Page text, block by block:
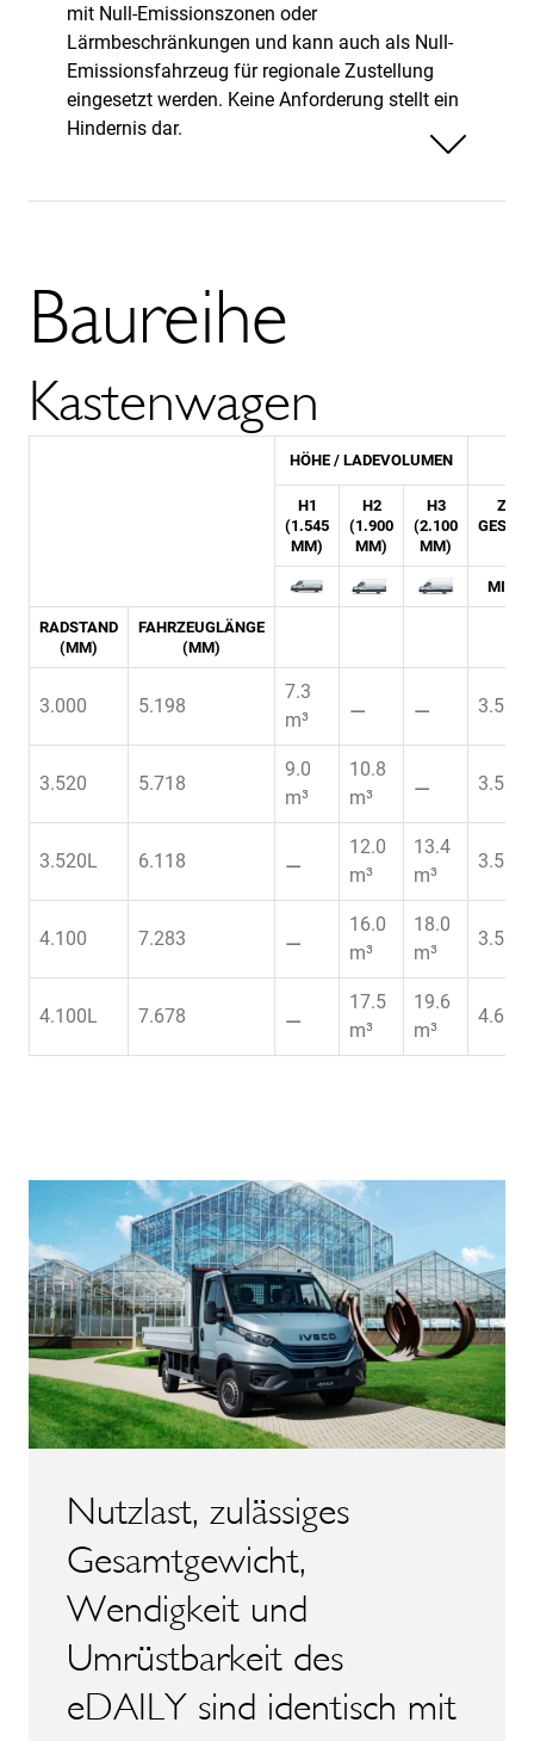
mit Null-Emissionszonen oder
Lärmbeschränkungen und kann auch als Null-
Emissionsfahrzeug für regionale Zustellung
eingesetzt werden. Keine Anforderung stellt ein
Hindernis dar.
Weniger anzeigen
Baureihe
Kastenwagen
HÖHE / LADEVOLUMEN
H1
(1.545
MM)
H2
(1.900
MM)
H3
(2.100
MM)
MIN.
RADSTAND
(MM)
FAHRZEUGLÄNGE
(MM)
3.000 5.198
7.3
m³
⚊ ⚊ 3.5
3.520 5.718
9.0
m³
10.8
m³
⚊ 3.5
3.520L 6.118 ⚊
12.0
m³
13.4
m³
3.5
4.100 7.283 ⚊
16.0
m³
18.0
m³
3.5
4.100L 7.678 ⚊
17.5
m³
19.6
m³
4.6
Nutzlast, zulässiges
Gesamtgewicht,
Wendigkeit und
Umrüstbarkeit des
eDAILY sind identisch mit